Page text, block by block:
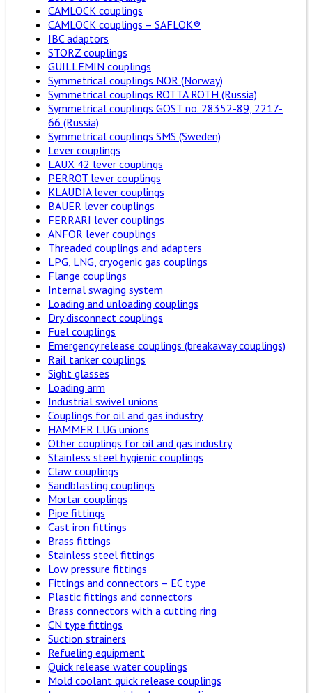
CAMLOCK couplings
CAMLOCK couplings – SAFLOK®
IBC adaptors
STORZ couplings
GUILLEMIN couplings
Symmetrical couplings NOR (Norway)
Symmetrical couplings ROTTA ROTH (Russia)
Symmetrical couplings GOST no. 28352-89, 2217-
66 (Russia)
Symmetrical couplings SMS (Sweden)
Lever couplings
LAUX 42 lever couplings
PERROT lever couplings
KLAUDIA lever couplings
BAUER lever couplings
FERRARI lever couplings
ANFOR lever couplings
Threaded couplings and adapters
LPG, LNG, cryogenic gas couplings
Flange couplings
Internal swaging system
Loading and unloading couplings
Dry disconnect couplings
Fuel couplings
Emergency release couplings (breakaway couplings)
Rail tanker couplings
Sight glasses
Loading arm
Industrial swivel unions
Couplings for oil and gas industry
HAMMER LUG unions
Other couplings for oil and gas industry
Stainless steel hygienic couplings
Claw couplings
Sandblasting couplings
Mortar couplings
Pipe fittings
Cast iron fittings
Brass fittings
Stainless steel fittings
Low pressure fittings
Fittings and connectors – EC type
Plastic fittings and connectors
Brass connectors with a cutting ring
CN type fittings
Suction strainers
Refueling equipment
Quick release water couplings
Mold coolant quick release couplings